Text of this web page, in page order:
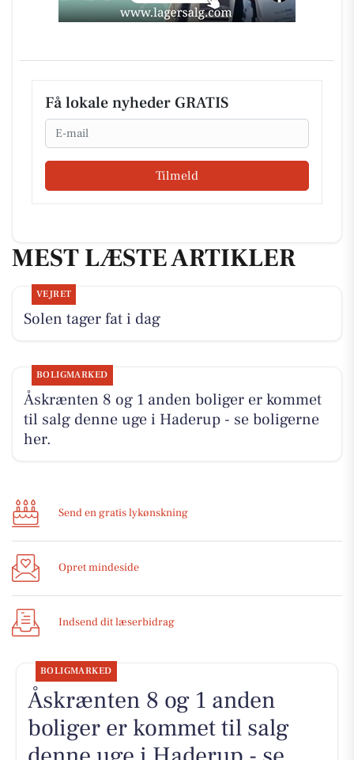
Få lokale nyheder GRATIS
Email
Tilmeld
MEST LÆSTE ARTIKLER
VEJRET
Solen tager fat i dag
BOLIGMARKED
Åskrænten 8 og 1 anden boliger er kommet
til salg denne uge i Haderup - se boligerne
her.
Send en gratis lykønskning
Opret mindeside
Indsend dit læserbidrag
BOLIGMARKED
Åskrænten 8 og 1 anden
boliger er kommet til salg